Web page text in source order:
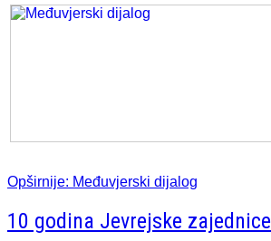
Opširnije: Međuvjerski dijalog
10 godina Jevrejske zajednice